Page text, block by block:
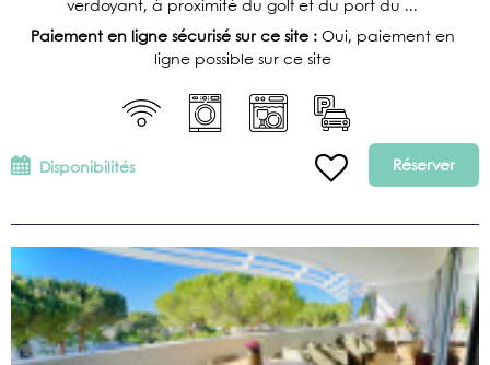
verdoyant, à proximité du golf et du port du ...
Paiement en ligne sécurisé sur ce site : Oui, paiement en
ligne possible sur ce site
Disponibilités Réserver